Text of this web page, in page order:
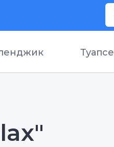
Туапсе